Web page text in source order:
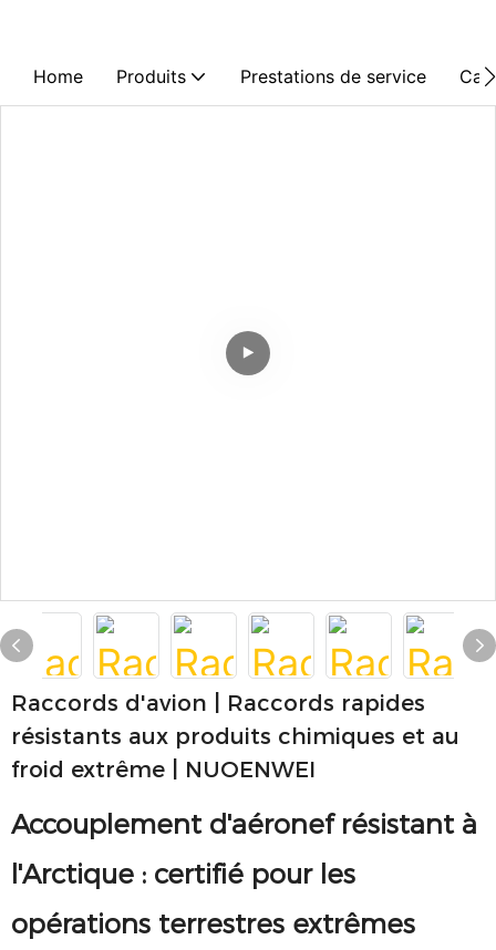
Home Produits Prestations de service Cas
Raccords d'avion | Raccords rapides
résistants aux produits chimiques et au
froid extrême | NUOENWEI
Accouplement d'aéronef résistant à
l'Arctique : certifié pour les
opérations terrestres extrêmes